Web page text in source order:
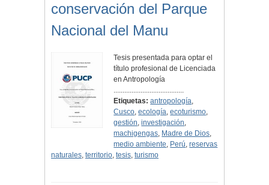
conservación del Parque
Nacional del Manu
Tesis presentada para optar el
título profesional de Licenciada
en Antropología
.......................................
Etiquetas: antropología,
Cusco,ecología,ecoturismo,
gestión,investigación,
machigengas, Madre de Dios,
medio ambiente, Perú,reservas
naturales, territorio, tesis, turismo